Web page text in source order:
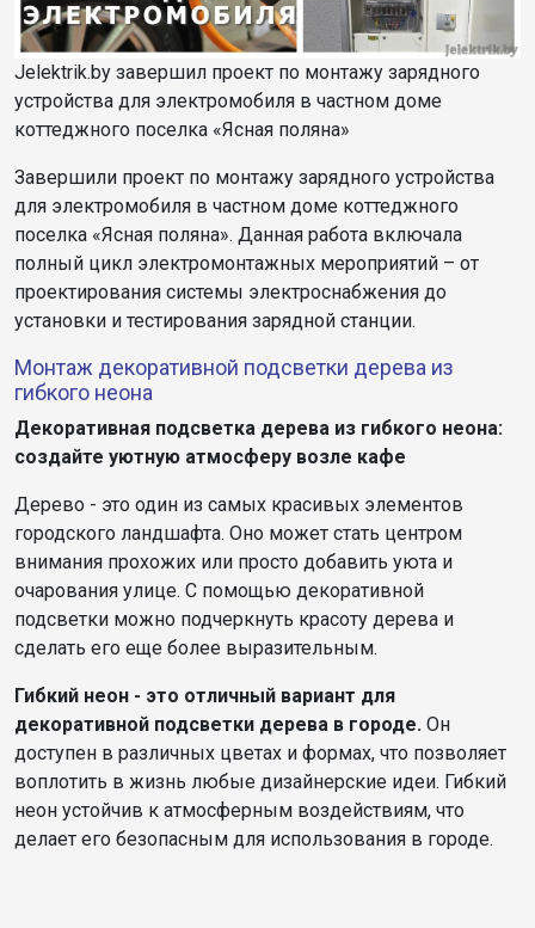
Jelektrik.by завершил проект по монтажу зарядного
устройства для электромобиля в частном доме
коттеджного поселка «Ясная поляна»
Завершили проект по монтажу зарядного устройства
для электромобиля в частном доме коттеджного
поселка «Ясная поляна». Данная работа включала
полный цикл электромонтажных мероприятий – от
проектирования системы электроснабжения до
установки и тестирования зарядной станции.
Монтаж декоративной подсветки дерева из
гибкого неона
Декоративная подсветка дерева из гибкого неона:
создайте уютную атмосферу возле кафе
Дерево - это один из самых красивых элементов
городского ландшафта. Оно может стать центром
внимания прохожих или просто добавить уюта и
очарования улице. С помощью декоративной
подсветки можно подчеркнуть красоту дерева и
сделать его еще более выразительным.
Гибкий неон - это отличный вариант для
декоративной подсветки дерева в городе. Он
доступен в различных цветах и формах, что позволяет
воплотить в жизнь любые дизайнерские идеи. Гибкий
неон устойчив к атмосферным воздействиям, что
делает его безопасным для использования в городе.